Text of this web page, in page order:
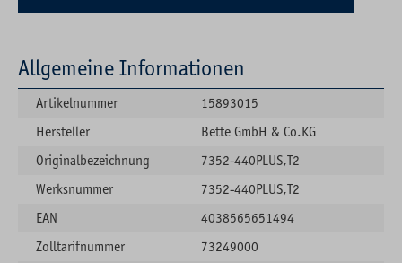
Allgemeine Informationen
Artikelnummer
15893015
Hersteller
Bette GmbH & Co.KG
Originalbezeichnung
7352-440PLUS,T2
Werksnummer
7352-440PLUS,T2
EAN
4038565651494
Zolltarifnummer
73249000